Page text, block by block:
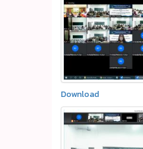
Download